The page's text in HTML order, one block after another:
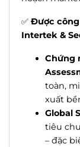
✅ Được
Intertek &
Chứng
toàn,
xuất
Global
tiêu
– đặc